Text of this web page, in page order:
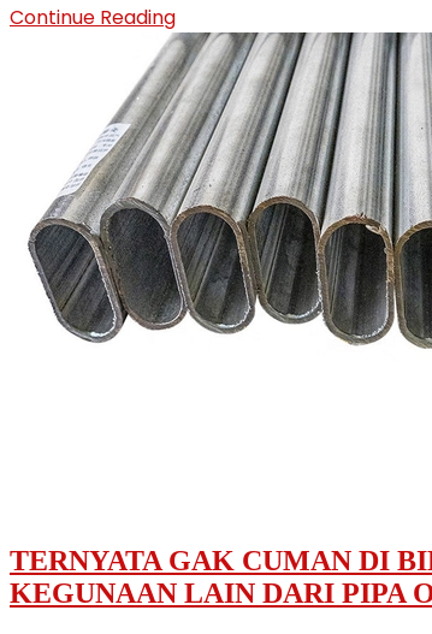
Continue ReadingMENGENAL
APLIKASI
PIPA
DALAM
BERBAGAI
SEKTOR
INDUSTRI
TERNYATA GAK CUMAN DI
KEGUNAAN LAIN DARI PIPA